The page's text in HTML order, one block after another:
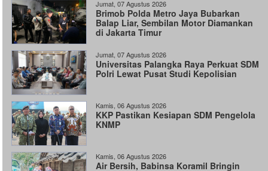
Jumat, 07 Agustus 2026
Brimob Polda Metro Jaya Bubarkan
Balap Liar, Sembilan Motor Diamankan
di Jakarta Timur
Jumat, 07 Agustus 2026
Universitas Palangka Raya Perkuat SDM
Polri Lewat Pusat Studi Kepolisian
Kamis, 06 Agustus 2026
KKP Pastikan Kesiapan SDM Pengelola
KNMP
Kamis, 06 Agustus 2026
Air Bersih, Babinsa Koramil Bringin